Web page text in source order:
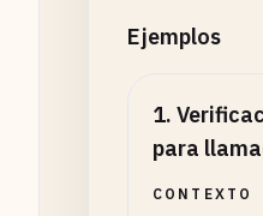
Ejemplos
1.
para
CONTEXTO